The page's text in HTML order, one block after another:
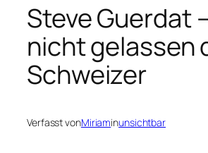
Steve Guerdat
nicht gelassen
Schweizer
Verfasst vonMiriaminunsichtbar